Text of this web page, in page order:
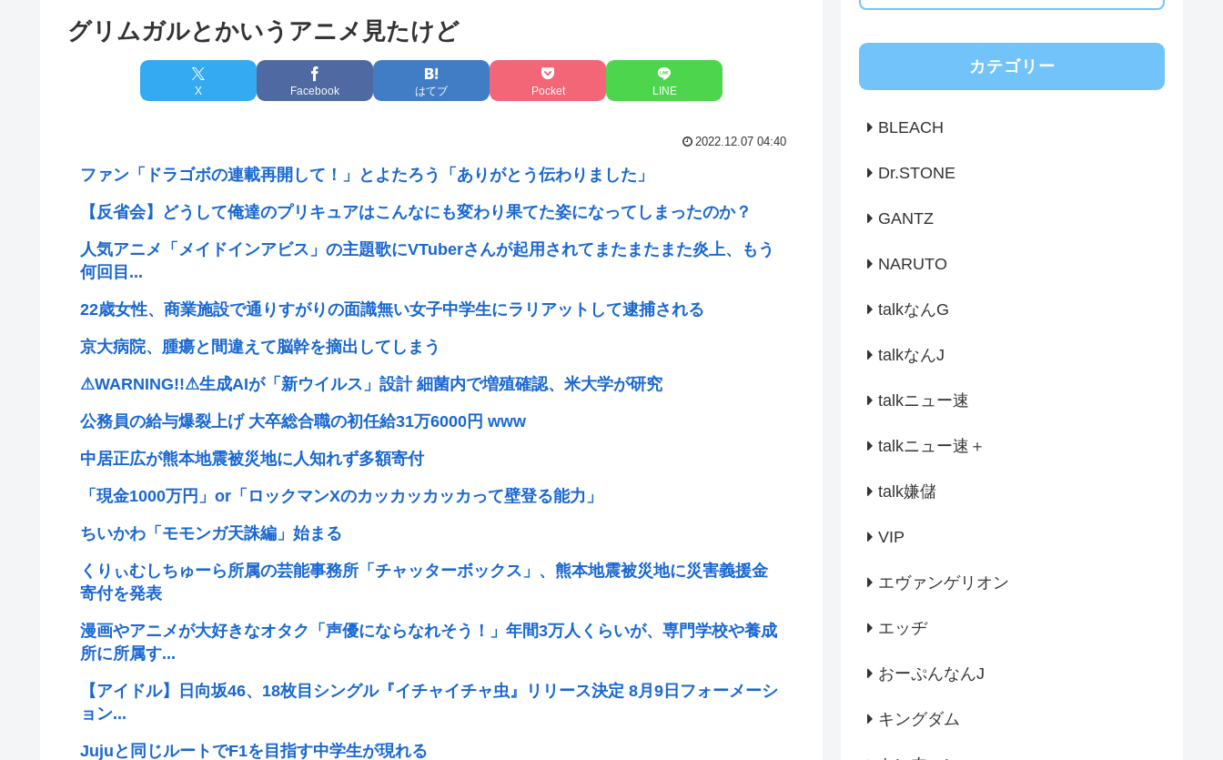
グリムガルとかいうアニメ見たけど
X Facebook はてブ Pocket LINE
2022.12.07 04:40
ファン「ドラゴボの連載再開して！」とよたろう「ありがとう伝わりました」
【反省会】どうして俺達のプリキュアはこんなにも変わり果てた姿になってしまったのか？
人気アニメ「メイドインアビス」の主題歌にVTuberさんが起用されてまたまたまた炎上、もう
何回目...
22歳女性、商業施設で通りすがりの面識無い女子中学生にラリアットして逮捕される
京大病院、腫瘍と間違えて脳幹を摘出してしまう
⚠WARNING!!⚠生成AIが「新ウイルス」設計 細菌内で増殖確認、米大学が研究
公務員の給与爆裂上げ 大卒総合職の初任給31万6000円 www
中居正広が熊本地震被災地に人知れず多額寄付
「現金1000万円」or「ロックマンXのカッカッカッカって壁登る能力」
ちいかわ「モモンガ天誅編」始まる
くりぃむしちゅーら所属の芸能事務所「チャッターボックス」、熊本地震被災地に災害義援金
寄付を発表
漫画やアニメが大好きなオタク「声優にならなれそう！」年間3万人くらいが、専門学校や養成
所に所属す...
【アイドル】日向坂46、18枚目シングル『イチャイチャ虫』リリース決定 8月9日フォーメーシ
ョン...
Jujuと同じルートでF1を目指す中学生が現れる
カテゴリー
BLEACH
Dr.STONE
GANTZ
NARUTO
talkなんG
talkなんJ
talkニュー速
talkニュー速＋
talk嫌儲
VIP
エヴァンゲリオン
エッヂ
おーぷんなんJ
キングダム